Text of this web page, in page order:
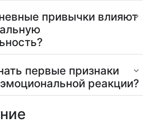
привычки влияют
первые признаки
реакции?